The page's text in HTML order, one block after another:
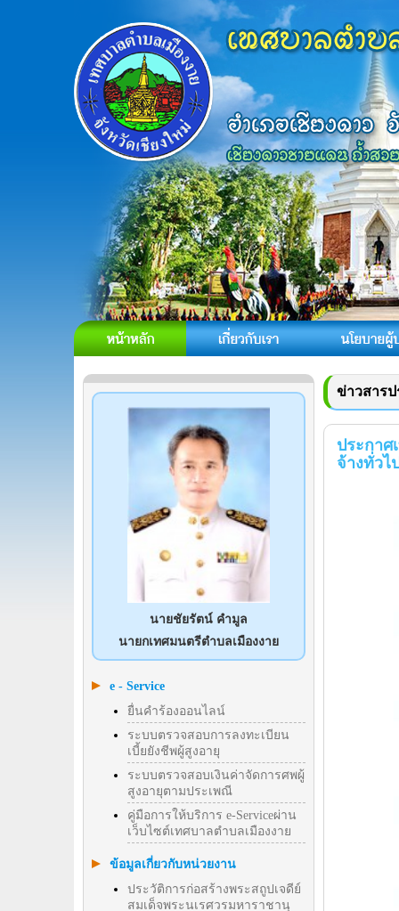
นายชัยรัตน์ คำมูล
นายกเทศมนตรีตำบลเมืองงาย
e - Service
ยื่นคำร้องออนไลน์
ระบบตรวจสอบการลงทะเบียน
เบี้ยยังชีพผู้สูงอายุ
ระบบตรวจสอบเงินค่าจัดการศพผู้
สูงอายุตามประเพณี
คู่มือการให้บริการ e-Serviceผ่าน
เว็บไซต์เทศบาลตำบลเมืองงาย
ข้อมูลเกี่ยวกับหน่วยงาน
ประวัติการก่อสร้างพระสถูปเจดีย์
สมเด็จพระนเรศวรมหาราชานุ
ข่าวสาร
ประกาศ
จ้างทั่ว